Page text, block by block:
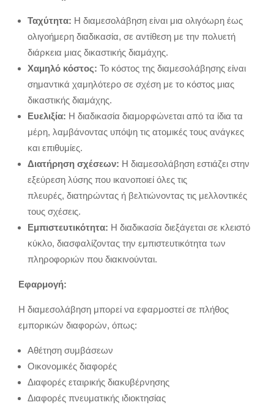
Ταχύτητα: Η διαμεσολάβηση είναι μια ολιγόωρη έως
ολιγοήμερη διαδικασία, σε αντίθεση με την πολυετή
διάρκεια μιας δικαστικής διαμάχης.
Χαμηλό κόστος: Το κόστος της διαμεσολάβησης είναι
σημαντικά χαμηλότερο σε σχέση με το κόστος μιας
δικαστικής διαμάχης.
Ευελιξία: Η διαδικασία διαμορφώνεται από τα ίδια τα
μέρη, λαμβάνοντας υπόψη τις ατομικές τους ανάγκες
και επιθυμίες.
Διατήρηση σχέσεων: Η διαμεσολάβηση εστιάζει στην
εξεύρεση λύσης που ικανοποιεί όλες τις
πλευρές, διατηρώντας ή βελτιώνοντας τις μελλοντικές
τους σχέσεις.
Εμπιστευτικότητα: Η διαδικασία διεξάγεται σε κλειστό
κύκλο, διασφαλίζοντας την εμπιστευτικότητα των
πληροφοριών που διακινούνται.
Εφαρμογή:
Η διαμεσολάβηση μπορεί να εφαρμοστεί σε πλήθος
εμπορικών διαφορών, όπως:
Αθέτηση συμβάσεων
Οικονομικές διαφορές
Διαφορές εταιρικής διακυβέρνησης
Διαφορές πνευματικής ιδιοκτησίας